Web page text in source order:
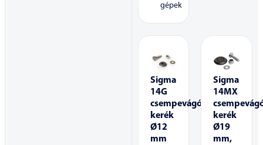
gépek
Sigma
14G
csempevágó
kerék
Ø12
mm
Sigma
14MX
kerék
Ø19
mm,